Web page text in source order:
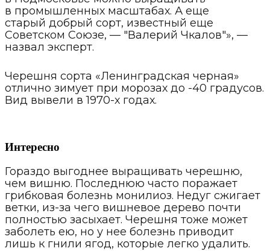
в промышленных масштабах. А еще
старый добрый сорт, известный еще
Советском Союзе, — "Валерий Чкалов"», —
назвал эксперт.
Черешня сорта «Ленинградская черная»
отлично зимует при морозах до -40 градусов.
Вид вывели в 1970-х годах.
Интересно
Гораздо выгоднее выращивать черешню,
чем вишню. Последнюю часто поражает
грибковая болезнь монилиоз. Недуг сжигает
ветки, из-за чего вишневое дерево почти
полностью засыхает. Черешня тоже может
заболеть ею, но у нее болезнь приводит
лишь к гнили ягод, которые легко удалить.